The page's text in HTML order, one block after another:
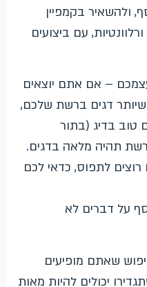
ולהשאיר בקמפיין
עם ביצועים
– אם אתם יוצאים
דגים ברשת שלכם,
טוב בדיג (בתור
תהיה מלאה בדגים.
לתפוס, כדאי לכם
על דברים לא
שאתם מופיעים
יכולים להיות מאות